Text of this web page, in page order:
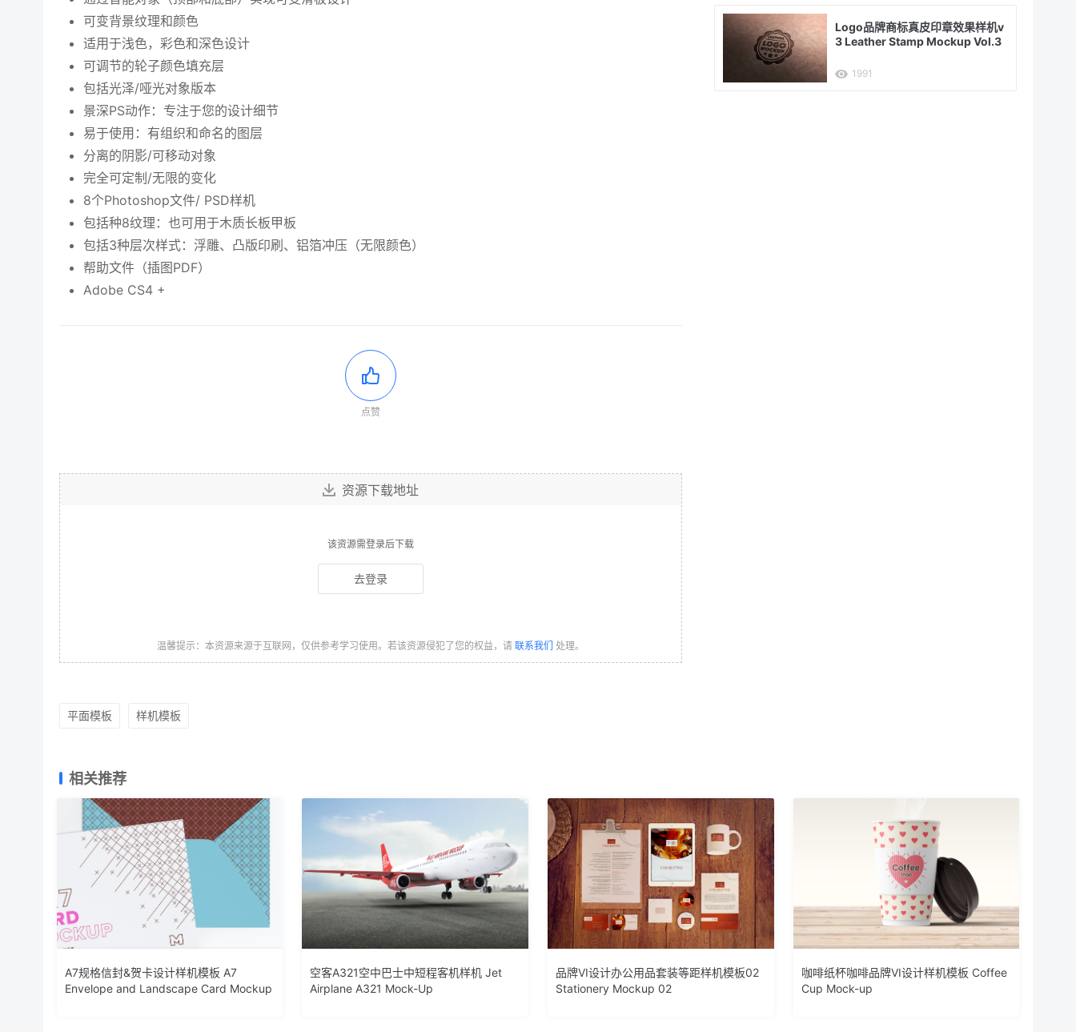
可变背景纹理和颜色
适用于浅色，彩色和深色设计
可调节的轮子颜色填充层
包括光泽/哑光对象版本
景深PS动作：专注于您的设计细节
易于使用：有组织和命名的图层
分离的阴影/可移动对象
完全可定制/无限的变化
8个Photoshop文件/ PSD样机
包括种8纹理：也可用于木质长板甲板
包括3种层次样式：浮雕、凸版印刷、铝箔冲压（无限颜色）
帮助文件（插图PDF）
Adobe CS4 +
点赞
资源下载地址
该资源需登录后下载
去登录
温馨提示：本资源来源于互联网，仅供参考学习使用。若该资源侵犯了您的权益，请 联系我们 处理。
Logo品牌商标真皮印章效果样机v
3 Leather Stamp Mockup Vol.3
1991
平面模板 样机模板
相关推荐
A7规格信封&贺卡设计样机模板 A7
Envelope and Landscape Card Mockup
空客A321空中巴士中短程客机样机 Jet
Airplane A321 Mock-Up
品牌VI设计办公用品套装等距样机模板02
Stationery Mockup 02
咖啡纸杯咖啡品牌VI设计样机模板 Coffee
Cup Mock-up